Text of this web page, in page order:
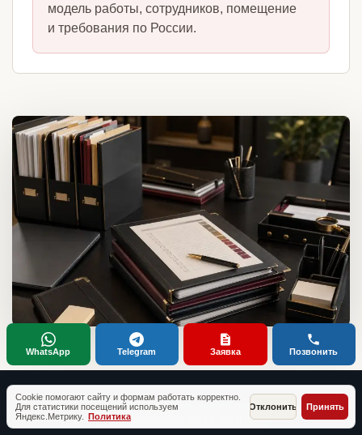
модель работы, сотрудников, помещение
и требования по России.
ТИПОВЫЕ СИТУАЦИИ КЛИЕНТОВ
Cookie помогают сайту и формам работать корректно.
Для статистики посещений используем
Яндекс.Метрику. Политика
Отклонить Принять
WhatsApp Telegram Заявка Позвонить